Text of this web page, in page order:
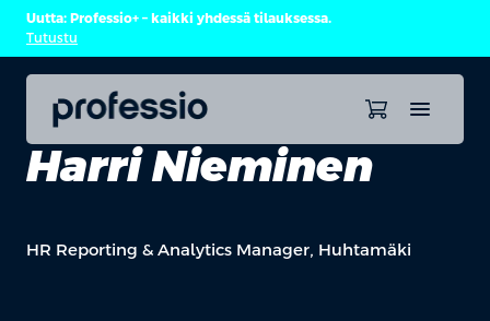
Uutta: Professio+ – kaikki yhdessä tilauksessa.
Tutustu
Harri Nieminen
HR Reporting & Analytics Manager, Huhtamäki